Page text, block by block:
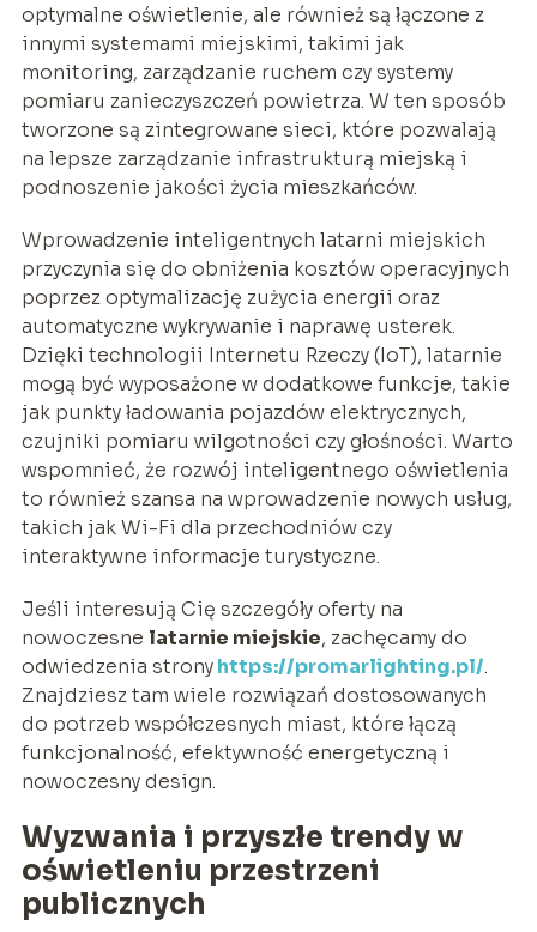
optymalne oświetlenie, ale również są łączone z
innymi systemami miejskimi, takimi jak
monitoring, zarządzanie ruchem czy systemy
pomiaru zanieczyszczeń powietrza. W ten sposób
tworzone są zintegrowane sieci, które pozwalają
na lepsze zarządzanie infrastrukturą miejską i
podnoszenie jakości życia mieszkańców.
Wprowadzenie inteligentnych latarni miejskich
przyczynia się do obniżenia kosztów operacyjnych
poprzez optymalizację zużycia energii oraz
automatyczne wykrywanie i naprawę usterek.
Dzięki technologii Internetu Rzeczy (IoT), latarnie
mogą być wyposażone w dodatkowe funkcje, takie
jak punkty ładowania pojazdów elektrycznych,
czujniki pomiaru wilgotności czy głośności. Warto
wspomnieć, że rozwój inteligentnego oświetlenia
to również szansa na wprowadzenie nowych usług,
takich jak Wi-Fi dla przechodniów czy
interaktywne informacje turystyczne.
Jeśli interesują Cię szczegóły oferty na
nowoczesne latarnie miejskie, zachęcamy do
odwiedzenia stronyhttps://promarlighting.pl/.
Znajdziesz tam wiele rozwiązań dostosowanych
do potrzeb współczesnych miast, które łączą
funkcjonalność, efektywność energetyczną i
nowoczesny design.
Wyzwania i przyszłe trendy w
oświetleniu przestrzeni
publicznych